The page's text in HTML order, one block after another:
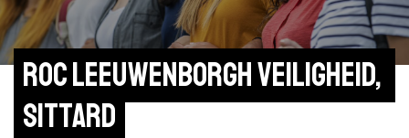
ROC Leeuwenborgh Veiligheid,
Sittard